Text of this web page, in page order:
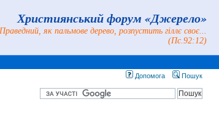
Християнський форум «Джерело»
Праведний, як пальмове дерево, розпустить гіллє своє...
(Пс.92:12)
Допомога Пошук